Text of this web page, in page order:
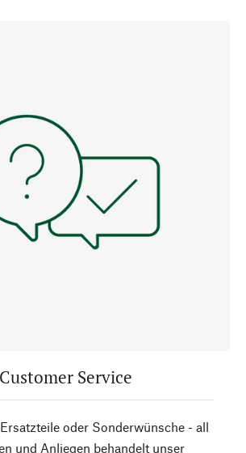
Customer Service
oder Sonderwünsche - all
und Anliegen behandelt unser